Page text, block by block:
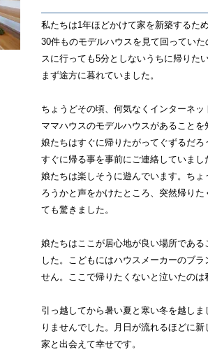
私たちは1年ほどかけて家を新築するた
30件ものモデルハウスを見て回ってい
スに行っても5分としないうちに帰りた
まず途方に暮れていました。
ちょうどその頃、何気なくインターネ
ママハウスのモデルハウスがあること
娘たちはすぐに帰りたがってぐずるだ
すぐに帰る事を事前にご連絡していまし
娘たちは楽しそうに遊んでいます。ち
ろうかと声をかけたところ、突然帰り
ても驚きました。
娘たちはここが居心地が良い場所であ
した。こどもにはハウスメーカーのブ
せん。ここで帰りたくないと泣いたのは
引っ越してから暑い夏と寒い冬を越し
りませんでした。月日が流れるほどに
家と出会えて幸せです。